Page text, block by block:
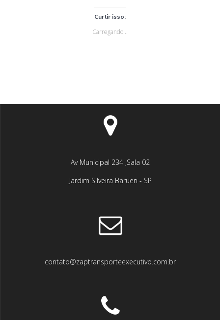
Curtir isso:
Carregando...
Av Municipal 234 ,Sala 02
Jardim Silveira Barueri - SP
contato@zaptransporteexecutivo.com.br